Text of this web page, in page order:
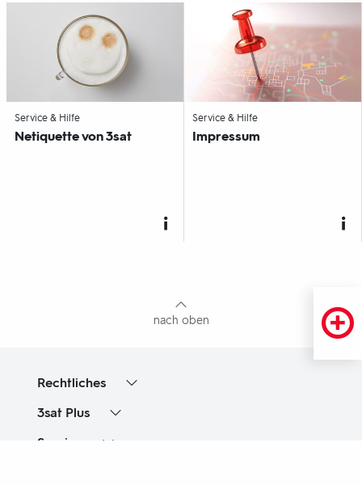
Service & Hilfe-
Netiquette von3sat
Service & Hilfe-
Impressum
nach oben
Rechtliches
3sat Plus
Service